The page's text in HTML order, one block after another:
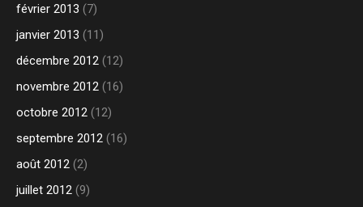
février 2013 (7)
janvier 2013 (11)
décembre 2012 (12)
novembre 2012 (16)
octobre 2012 (12)
septembre 2012 (16)
août 2012 (2)
juillet 2012 (9)